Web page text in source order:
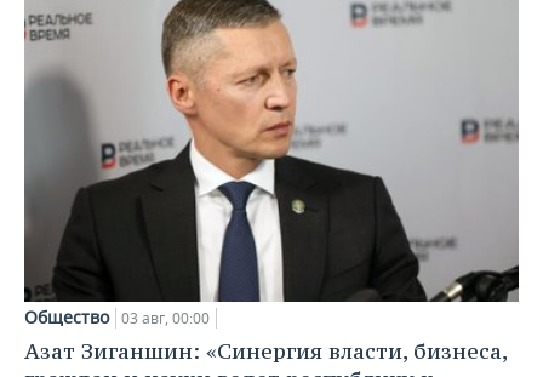
Общество 03 авг, 00:00
Азат Зиганшин: «Синергия власти, бизнеса,